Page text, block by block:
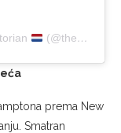
(@the_dutch_historian)
prema New
Smatran